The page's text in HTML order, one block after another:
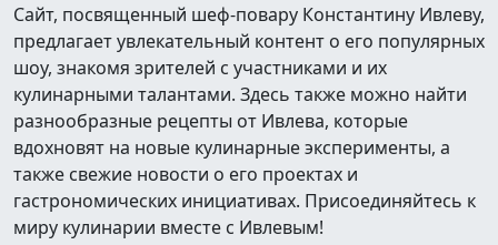
Сайт, посвященный шеф-повару Константину Ивлеву,
предлагает увлекательный контент о его популярных
шоу, знакомя зрителей с участниками и их
кулинарными талантами. Здесь также можно найти
разнообразные рецепты от Ивлева, которые
вдохновят на новые кулинарные эксперименты, а
также свежие новости о его проектах и
гастрономических инициативах. Присоединяйтесь к
миру кулинарии вместе с Ивлевым!